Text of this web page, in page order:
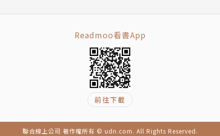
Readmoo看書App
前往下載
聯合線上公司 著作權所有 © udn.com. All Rights Reserved.